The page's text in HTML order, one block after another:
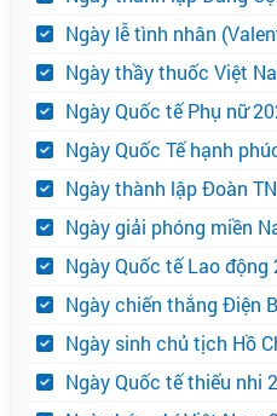
Ngày lễ tình nhân
Ngày thầy thuốc Việt
Ngày Quốc tế Phụ nữ
Ngày Quốc Tế hạnh
Ngày thành lập Đoàn
Ngày giải phóng miền
Ngày Quốc tế Lao động
Ngày chiến thắng Điện
Ngày sinh chủ tịch Hồ
Ngày Quốc tế thiếu nhi